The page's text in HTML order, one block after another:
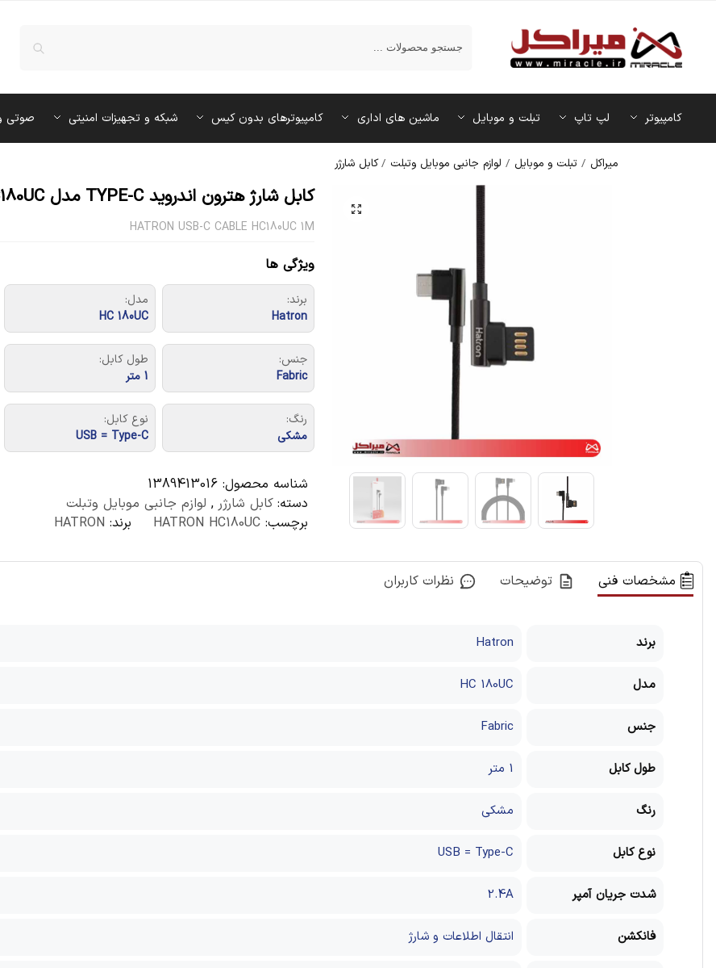
کامپیوتر لپ تاپ تبلت و موبایل ماشین‌ های اداری کامپیوترهای بدون کیس شبکه و تجهیزات امنیتی صوتی
میراکل / تبلت و موبایل / لوازم جانبی موبایل وتبلت /کابل شارژر
کابل شارژ هترون اندروید TYPE-C مدل HC180UC
HATRON USB-C CABLE HC180UC 1M
ویژگی ها
برند:
Hatron
مدل:
HC 180UC
جنس:
Fabric
طول کابل:
1 متر
رنگ:
مشکی
نوع کابل:
USB = Type-C
شناسه محصول:1389413016
دسته:کابل شارژر , لوازم جانبی موبایل وتبلت
برچسب:HATRON HC180UC برند: HATRON
مشخصات فنی توضیحات نظرات کاربران
برند Hatron
مدل HC 180UC
جنس Fabric
طول کابل 1 متر
رنگ مشکی
نوع کابل USB = Type-C
شدت جریان آمپر 2.4A
فانکشن انتقال اطلاعات و شارژ